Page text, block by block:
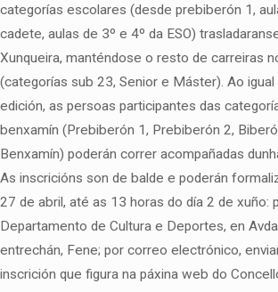
categorías escolares (desde prebiberón 1,
cadete, aulas de 3º e 4º da ESO)
Xunqueira, manténdose o resto de carreiras
(categorías sub 23, Senior e Máster). Ao igual
edición, as persoas participantes das
benxamín (Prebiberón 1, Prebiberón 2,
Benxamín) poderán correr acompañadas
As inscricións son de balde e poderán
27 de abril, até as 13 horas do día 2 de xuño:
Departamento de Cultura e Deportes, en
entrechán, Fene; por correo electrónico,
inscrición que figura na páxina web do